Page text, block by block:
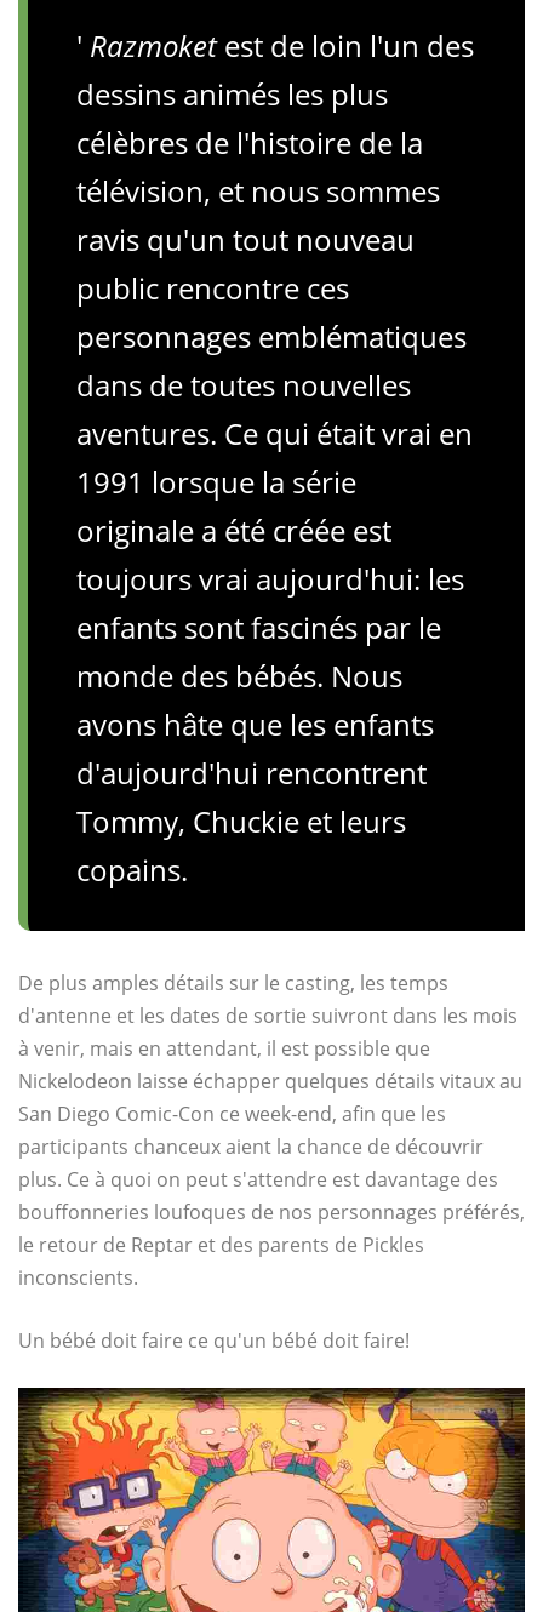
' Razmoketest de loin l'un des
dessins animés les plus
célèbres de l'histoire de la
télévision, et nous sommes
ravis qu'un tout nouveau
public rencontre ces
personnages emblématiques
dans de toutes nouvelles
aventures. Ce qui était vrai en
1991 lorsque la série
originale a été créée est
toujours vrai aujourd'hui: les
enfants sont fascinés par le
monde des bébés. Nous
avons hâte que les enfants
d'aujourd'hui rencontrent
Tommy, Chuckie et leurs
copains.
De plus amples détails sur le casting, les temps
d'antenne et les dates de sortie suivront dans les mois
à venir, mais en attendant, il est possible que
Nickelodeon laisse échapper quelques détails vitaux au
San Diego Comic-Con ce week-end, afin que les
participants chanceux aient la chance de découvrir
plus. Ce à quoi on peut s'attendre est davantage des
bouffonneries loufoques de nos personnages préférés,
le retour de Reptar et des parents de Pickles
inconscients.
Un bébé doit faire ce qu'un bébé doit faire!